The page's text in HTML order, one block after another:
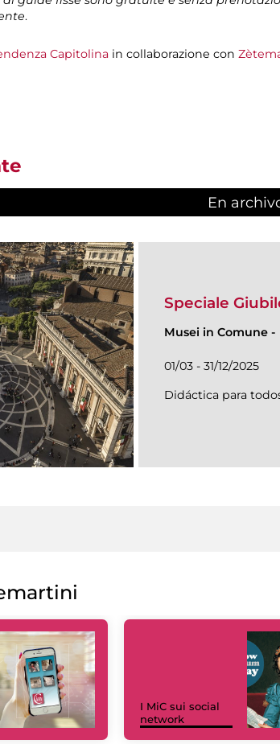
.
Capitolina in collaborazione con
En
Speciale
Musei in Comune -
01/03 - 31/12/2025
Didáctica para
I MiC sui social
network